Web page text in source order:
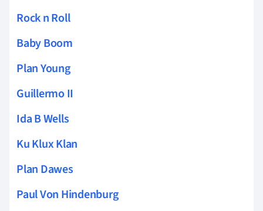
Rock n Roll
Baby Boom
Plan Young
Guillermo II
Ida B Wells
Ku Klux Klan
Plan Dawes
Paul Von Hindenburg